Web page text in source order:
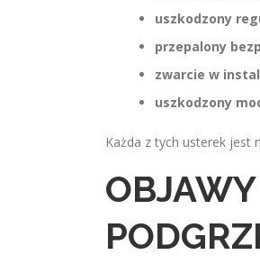
uszkodzony
przepalony
zwarcie w
uszkodzony
Każda z tych usterek